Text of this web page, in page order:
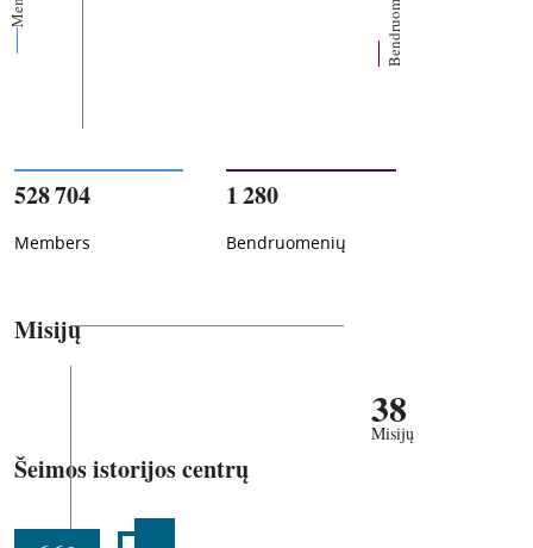
528 704
Members
1 280
Bendruomenių
Misijų
38
Misijų
Šeimos istorijos centrų